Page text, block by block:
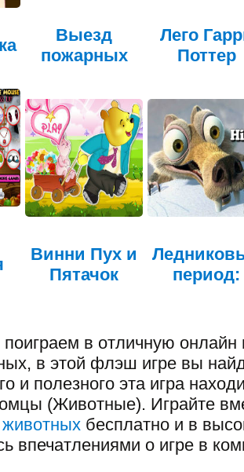
Выезд
пожарных
Лего
Поттер
Винни Пух и
Пятачок
период:
в отличную онлайн
в этой флэш игре вы
и полезного эта игра
(Животные). Играйте
бесплатно и в
впечатлениями о игре в